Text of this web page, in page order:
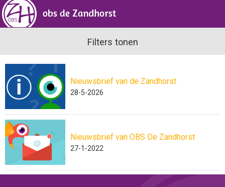
Filters tonen
Nieuwsbrief van de Zandhorst
28-5-2026
Nieuwsbrief van OBS De Zandhorst
27-1-2022